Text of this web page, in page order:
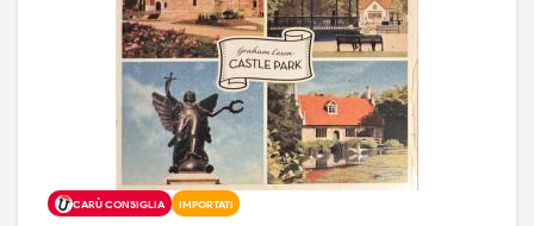
CARÙ CONSIGLIA IMPORTATI